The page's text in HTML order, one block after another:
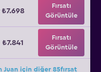
₺7.698
Fırsatı
Görüntüle
₺7.841
Fırsatı
Görüntüle
Juan için diğer 85fırsat